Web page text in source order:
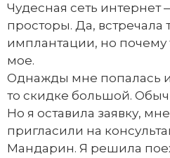
Чудесная сеть интернет
просторы. Да, встречала
имплантации, но почему
мое.
Однажды мне попалась
то скидке большой.
Но я оставила заявку,
пригласили на
Мандарин. Я решила